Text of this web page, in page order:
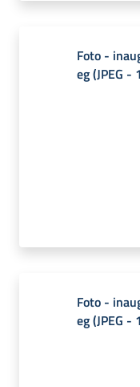
Foto -
eg(JPEG -
Foto -
eg(JPEG -